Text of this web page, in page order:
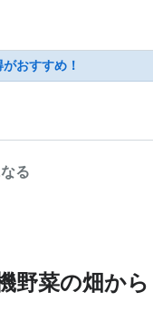
おすすめ！
る
野菜の畑か